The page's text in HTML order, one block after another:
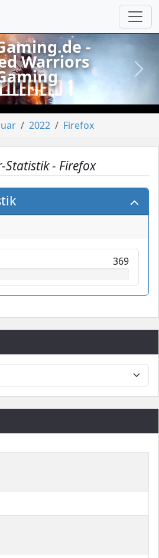
-
Warriors
2022 Firefox
Statistik - Firefox
369